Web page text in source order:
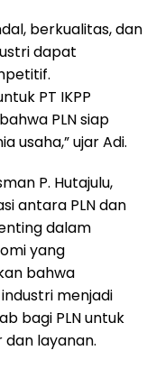
berkualitas, dan
dapat
PT IKPP
PLN siap
usaha,” ujar Adi.
P. Hutajulu,
antara PLN dan
dalam
yang
bahwa
menjadi
bagi PLN untuk
layanan.